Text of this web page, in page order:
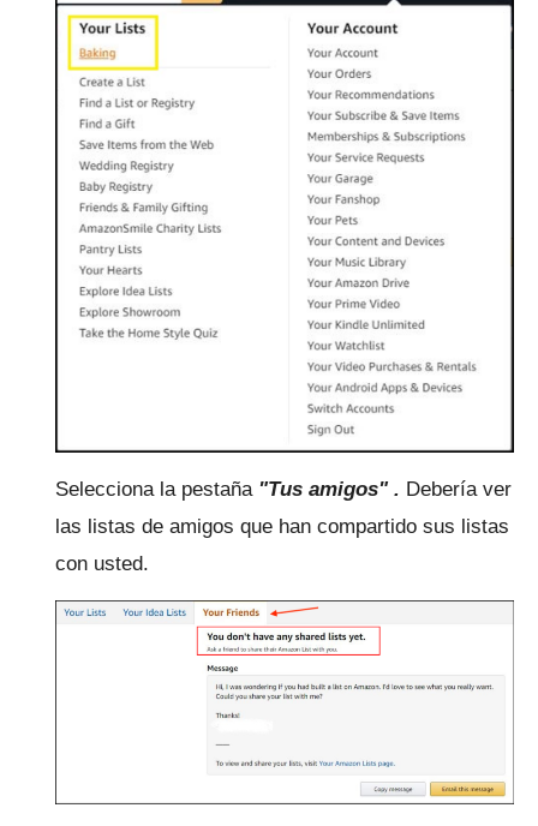
Selecciona la pestaña "Tus amigos" . Debería ver
las listas de amigos que han compartido sus listas
con usted.